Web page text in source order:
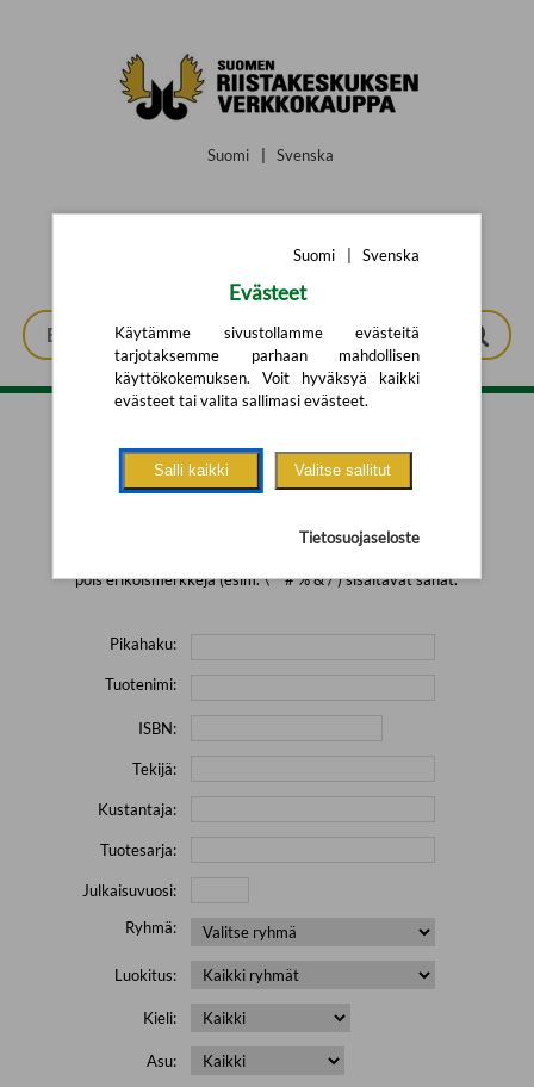
Suomi Svenska
Tarkennettu haku
pois erikoismerkkejä (esim. \' " # % & / ) sisältävät sanat.
Pikahaku:
Tuotenimi:
ISBN:
Tekijä:
Kustantaja:
Tuotesarja:
Julkaisuvuosi:
Ryhmä:
Luokitus:
Kieli:
Asu:
Suomi Svenska
Evästeet
Käytämme sivustollamme evästeitä
tarjotaksemme parhaan mahdollisen
käyttökokemuksen. Voit hyväksyä kaikki
evästeet tai valita sallimasi evästeet.
Salli kaikki Valitse sallitut
Tietosuojaseloste